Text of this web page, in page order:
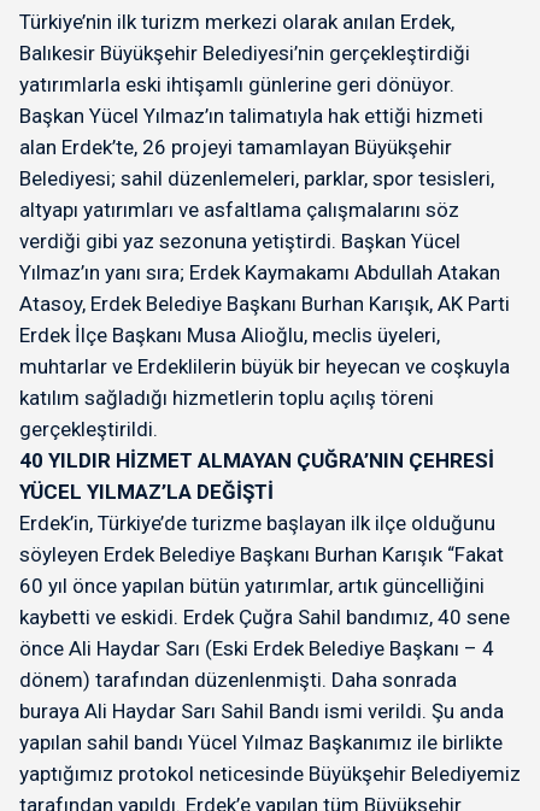
Türkiye’nin ilk turizm merkezi olarak anılan Erdek,
Balıkesir Büyükşehir Belediyesi’nin gerçekleştirdiği
yatırımlarla eski ihtişamlı günlerine geri dönüyor.
Başkan Yücel Yılmaz’ın talimatıyla hak ettiği hizmeti
alan Erdek’te, 26 projeyi tamamlayan Büyükşehir
Belediyesi; sahil düzenlemeleri, parklar, spor tesisleri,
altyapı yatırımları ve asfaltlama çalışmalarını söz
verdiği gibi yaz sezonuna yetiştirdi. Başkan Yücel
Yılmaz’ın yanı sıra; Erdek Kaymakamı Abdullah Atakan
Atasoy, Erdek Belediye Başkanı Burhan Karışık, AK Parti
Erdek İlçe Başkanı Musa Alioğlu, meclis üyeleri,
muhtarlar ve Erdeklilerin büyük bir heyecan ve coşkuyla
katılım sağladığı hizmetlerin toplu açılış töreni
gerçekleştirildi.
40 YILDIR HİZMET ALMAYAN ÇUĞRA’NIN ÇEHRESİ
YÜCEL YILMAZ’LA DEĞİŞTİ
Erdek’in, Türkiye’de turizme başlayan ilk ilçe olduğunu
söyleyen Erdek Belediye Başkanı Burhan Karışık “Fakat
60 yıl önce yapılan bütün yatırımlar, artık güncelliğini
kaybetti ve eskidi. Erdek Çuğra Sahil bandımız, 40 sene
önce Ali Haydar Sarı (Eski Erdek Belediye Başkanı – 4
dönem) tarafından düzenlenmişti. Daha sonrada
buraya Ali Haydar Sarı Sahil Bandı ismi verildi. Şu anda
yapılan sahil bandı Yücel Yılmaz Başkanımız ile birlikte
yaptığımız protokol neticesinde Büyükşehir Belediyemiz
tarafından yapıldı. Erdek’e yapılan tüm Büyükşehir